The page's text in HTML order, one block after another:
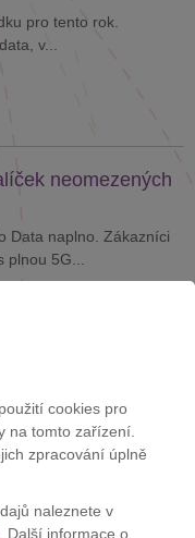
pro tento rok.
v...
neomezených
Data naplno. Zákazníci
5G...
oblíbený tarif, který
1,5 GB...
cookies pro
na tomto zařízení.
zpracování úplně
naleznete v
. Další informace o